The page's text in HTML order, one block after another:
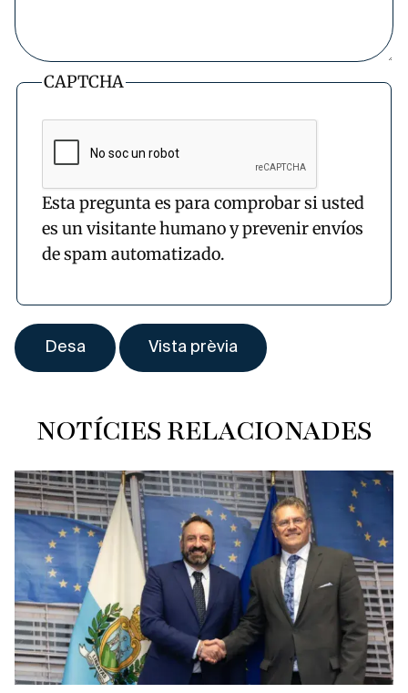
CAPTCHA
Esta pregunta es para comprobar si usted
es un visitante humano y prevenir envíos
de spam automatizado.
NOTÍCIES RELACIONADES